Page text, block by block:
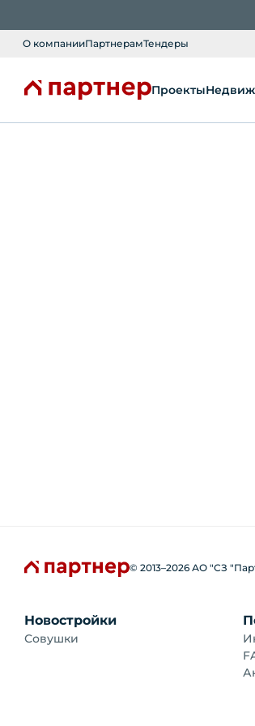
О компанииПартнерамТендеры
Проекты
© 2013–2026 АО "СЗ
Новостройки
Совушки